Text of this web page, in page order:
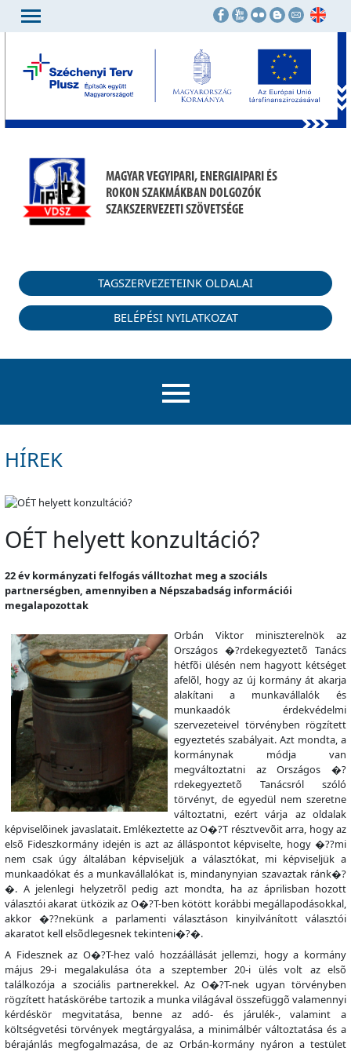
MAGYAR VEGYIPARI, ENERGIAIPARI ÉS
ROKON SZAKMÁKBAN DOLGOZÓK
SZAKSZERVEZETI SZÖVETSÉGE
TAGSZERVEZETEINK OLDALAI
BELÉPÉSI NYILATKOZAT
HÍREK
OÉT helyett konzultáció?
22 év kormányzati felfogás válltozhat meg a szociáls
partnerségben, amennyiben a Népszabadság információi
megalapozottak
Orbán Viktor miniszterelnök az
Országos �?rdekegyeztetõ Tanács
hétfõi ülésén nem hagyott kétséget
afelõl, hogy az új kormány át akarja
alakítani a munkavállalók és
munkaadók érdekvédelmi
szervezeteivel törvényben rögzített
egyeztetés szabályait. Azt mondta, a
kormánynak módja van
megváltoztatni az Országos �?
rdekegyeztetõ Tanácsról szóló
törvényt, de egyedül nem szeretne
változtatni, ezért várja az oldalak
képviselõinek javaslatait. Emlékeztette az O�?T résztvevõit arra, hogy az
elsõ Fideszkormány idején is azt az álláspontot képviselte, hogy �??mi
nem csak úgy általában képviseljük a választókat, mi képviseljük a
munkaadókat és a munkavállalókat is, mindanynyian szavaztak ránk�?
�. A jelenlegi helyzetrõl pedig azt mondta, ha az áprilisban hozott
választói akarat ütközik az O�?T-ben kötött korábbi megállapodásokkal,
akkor �??nekünk a parlamenti választáson kinyilvánított választói
akaratot kell elsõdlegesnek tekinteni�?�.
A Fidesznek az O�?T-hez való hozzáállását jellemzi, hogy a kormány
május 29-i megalakulása óta a szeptember 20-i ülés volt az elsõ
találkozója a szociális partnerekkel. Az O�?T-nek ugyan törvényben
rögzített hatáskörébe tartozik a munka világával összefüggõ valamennyi
kérdéskör megvitatása, benne az adó- és járulék-, valamint a
költségvetési törvények megtárgyalása, a minimálbér változtatása és a
bérajánlás megfogalmazása, de az Orbán-kormány nyáron a testület